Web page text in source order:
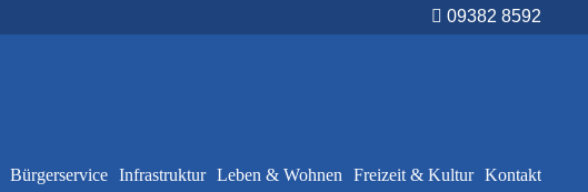
09382 8592
Bürgerservice Infrastruktur Leben & Wohnen Freizeit & Kultur Kontakt